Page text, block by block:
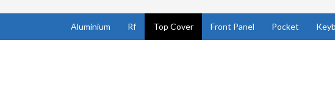
Aluminium Rf Top Cover Front Panel Pocket